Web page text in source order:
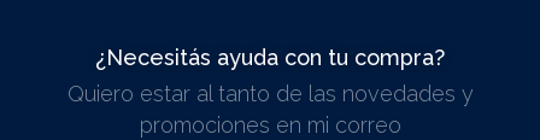
¿Necesitás ayuda con tu compra?
ESCRIBINOS
Quiero estar al tanto de las novedades y
promociones en mi correo